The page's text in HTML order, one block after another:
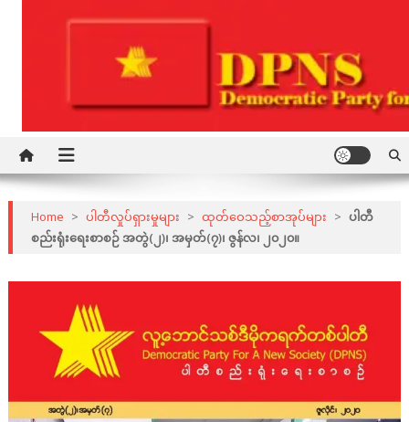
DPNS
Home > ပါတီလှုပ်ရှားမှုများ > ထုတ်ဝေသည့်စာအုပ်များ > ပါတီ
စည်းရုံးရေးစာစဉ် အတွဲ(၂)၊ အမှတ်(၇)၊ ဇွန်လ၊ ၂၀၂၀။